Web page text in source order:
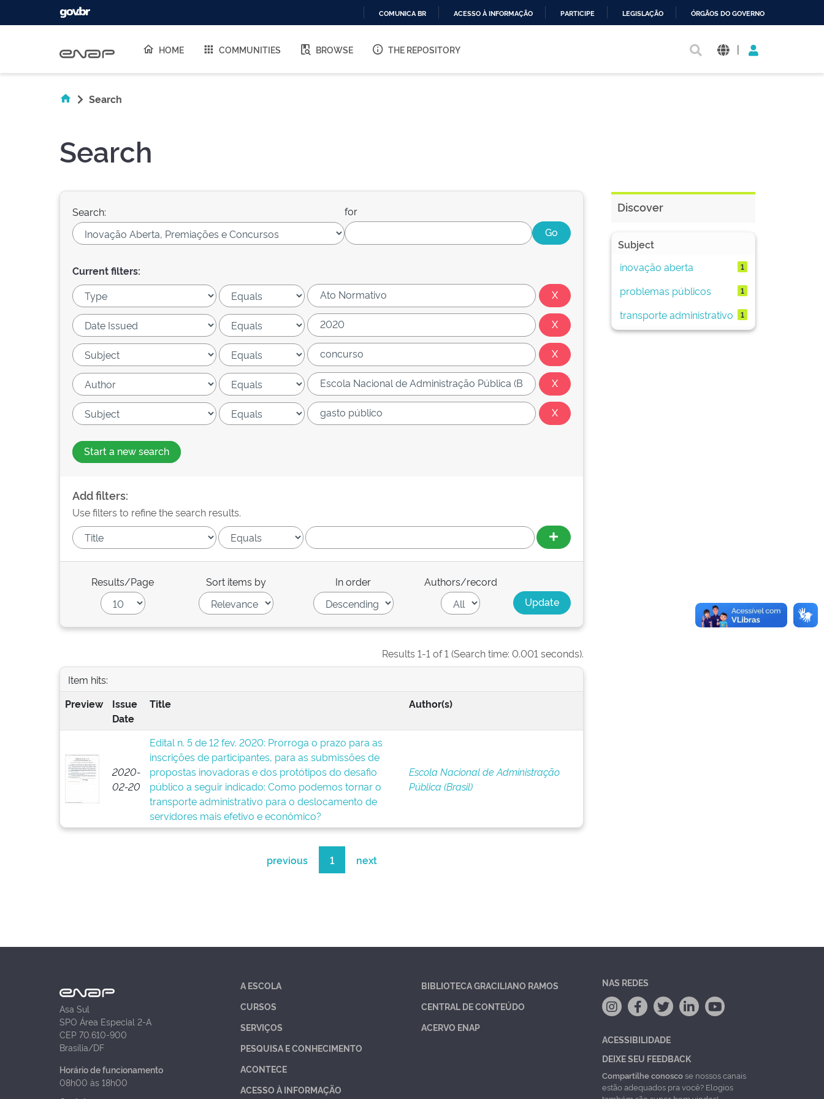
O
COMUNICA BR ACESSO À INFORMAÇÃO PARTICIPE LEGISLAÇÃO ÓRGÃOS DO GOVERNO
HOME COMMUNITIES BROWSE THE REPOSITORY |
Search
Search
Search: for
Current filters:
Start a new search
Add filters:
Use filters to refine the search results.
Results/Page Sort items by In order Authors/record
Results 1-1 of 1 (Search time: 0.001 seconds).
Item hits:
Preview
Issue
Date
Title Author(s)
2020-
02-20
Edital n. 5 de 12 fev. 2020: Prorroga o prazo para as
inscrições de participantes, para as submissões de
propostas inovadoras e dos protótipos do desafio
público a seguir indicado: Como podemos tornar o
transporte administrativo para o deslocamento de
servidores mais efetivo e econômico?
Escola Nacional de Administração
Pública (Brasil)
previous 1 next
Discover
Subject
inovação aberta
1
problemas públicos 1
transporte administrativo 1
Asa Sul
SPO Área Especial 2-A
CEP 70.610-900
Brasília/DF
Horário de funcionamento
08h00 às 18h00
A ESCOLA
CURSOS
SERVIÇOS
PESQUISA E CONHECIMENTO
ACONTECE
ACESSO À INFORMAÇÃO
BIBLIOTECA GRACILIANO RAMOS
CENTRAL DE CONTEÚDO
ACERVO ENAP
NAS REDES
ACESSIBILIDADE
DEIXE SEU FEEDBACK
Compartilhe conoscose nossos canais
estão adequados pra você? Elogios